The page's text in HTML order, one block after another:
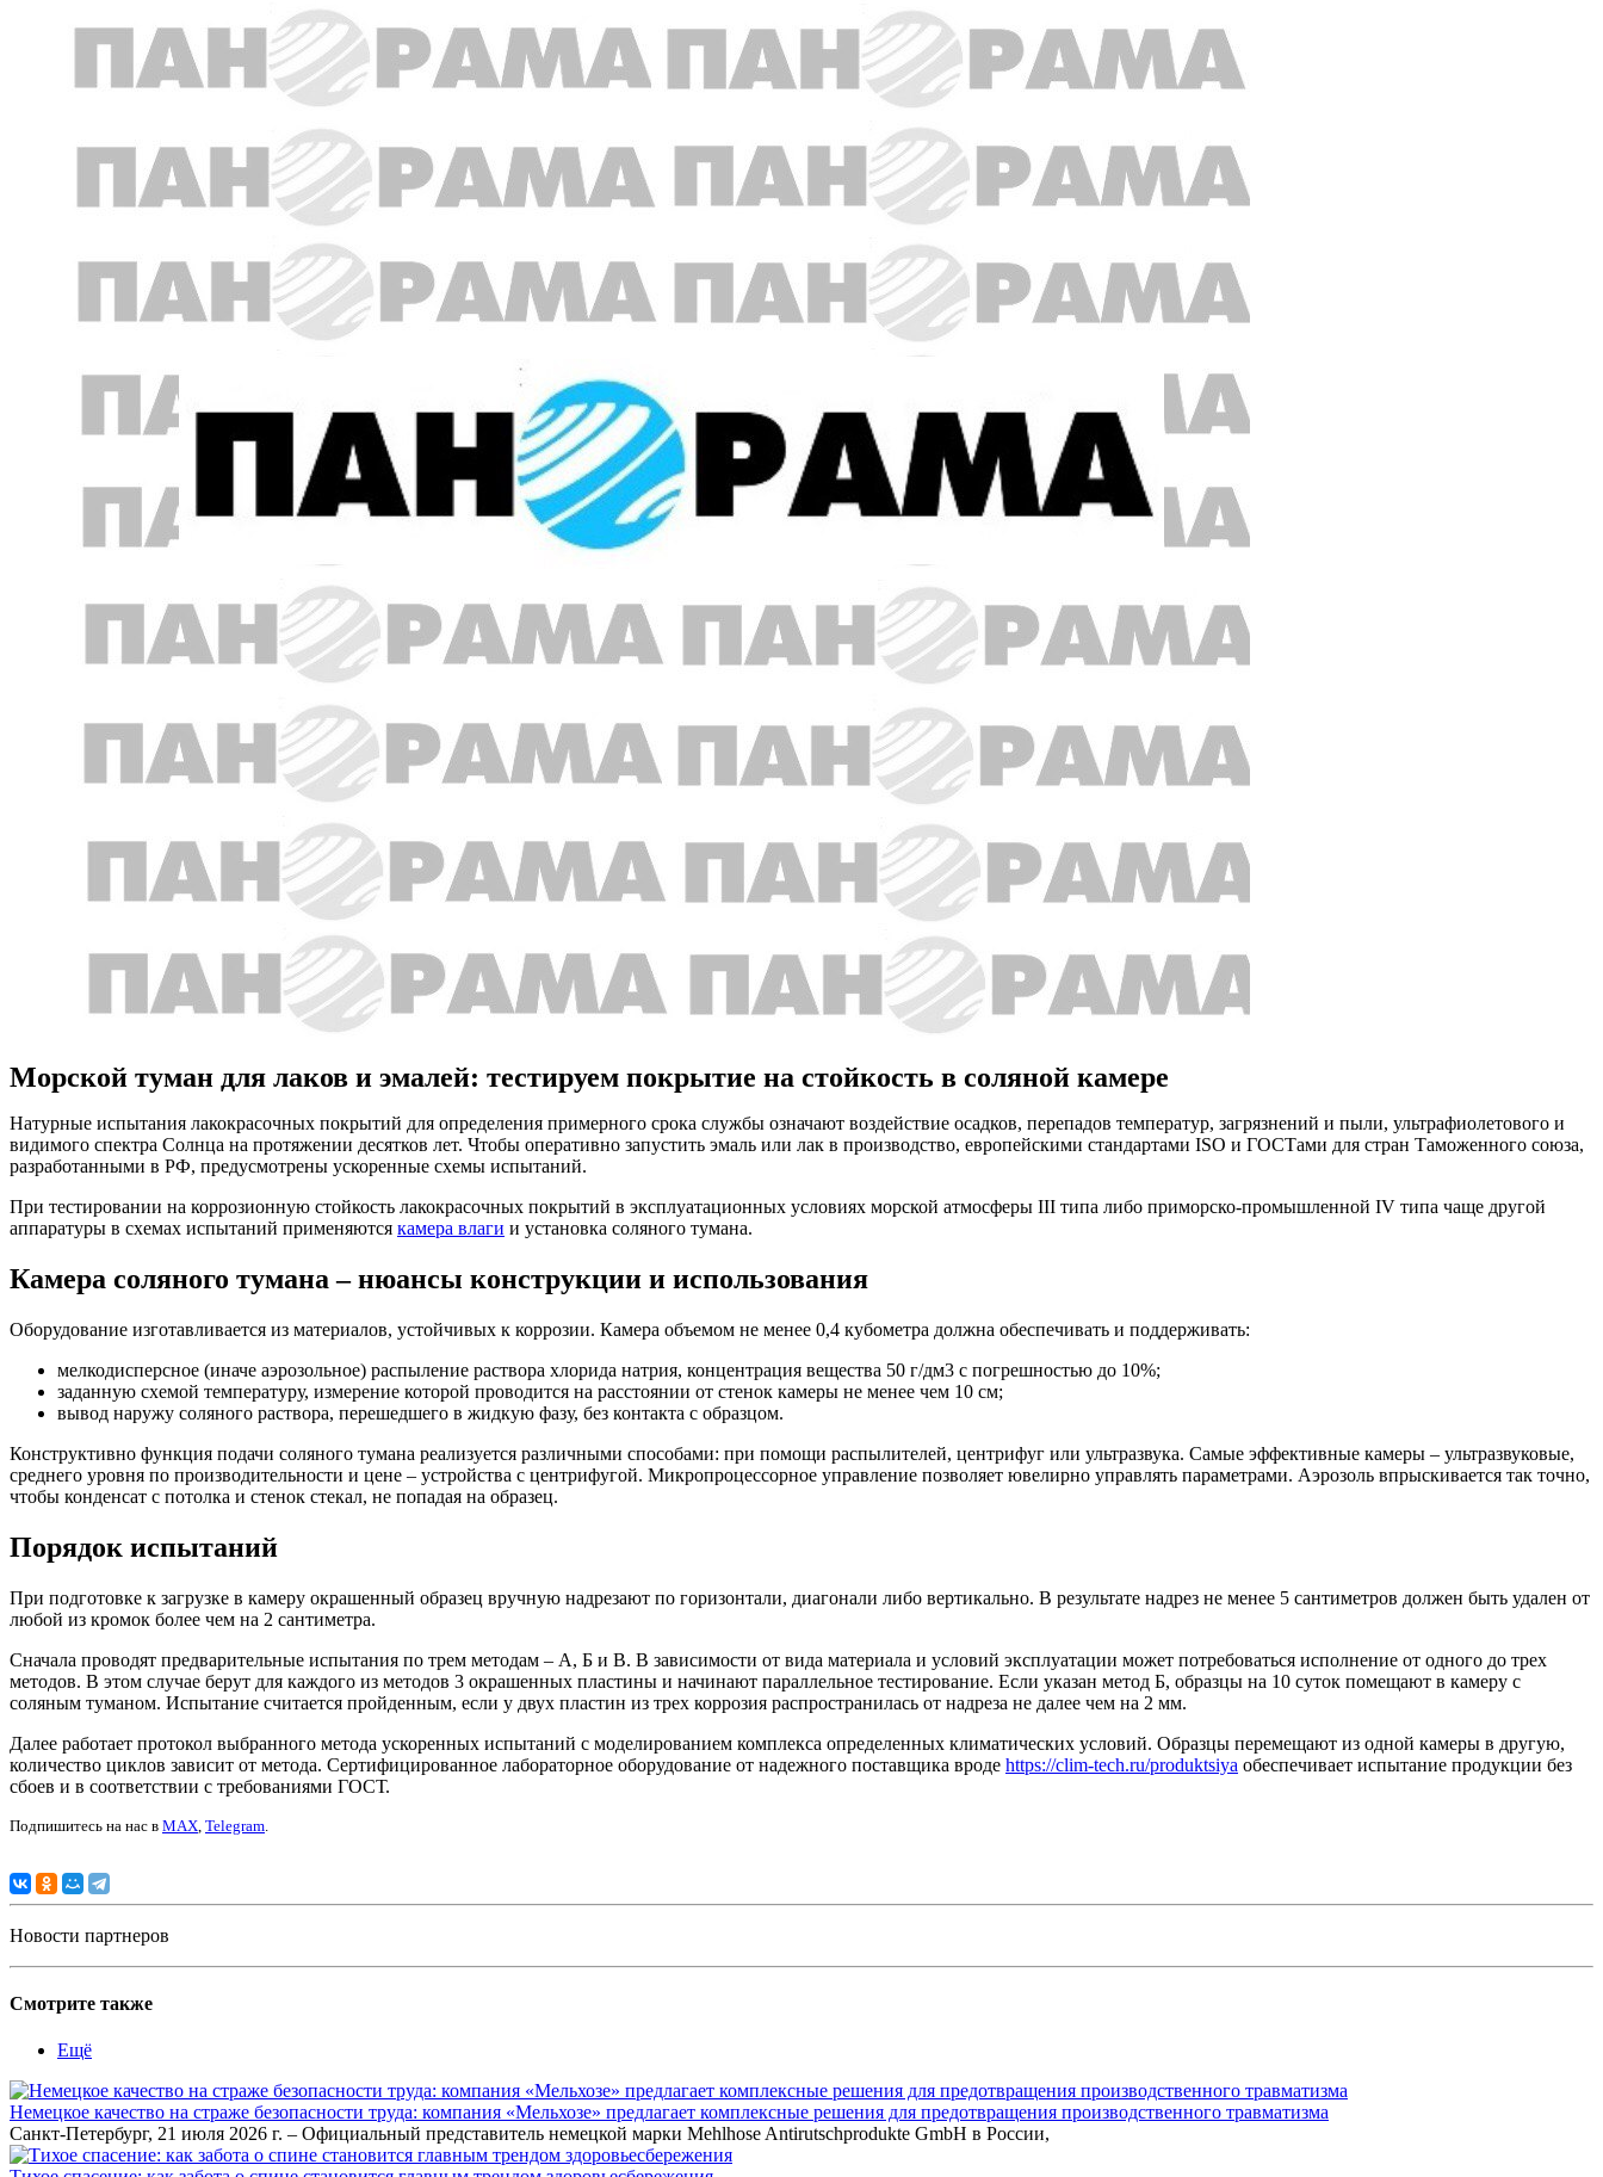
Морской туман для лаков и эмалей: тестируем покрытие на стойкость в соляной камере
Натурные испытания лакокрасочных покрытий для определения примерного срока службы означают воздействие осадков, перепадов температур, загрязнений и пыли, ультрафиолетового и
видимого спектра Солнца на протяжении десятков лет. Чтобы оперативно запустить эмаль или лак в производство, европейскими стандартами ISO и ГОСТами для стран Таможенного союза,
разработанными в РФ, предусмотрены ускоренные схемы испытаний.
При тестировании на коррозионную стойкость лакокрасочных покрытий в эксплуатационных условиях морской атмосферы III типа либо приморско-промышленной IV типа чаще другой
аппаратуры в схемах испытаний применяются камера влаги и установка соляного тумана.
Камера соляного тумана – нюансы конструкции и использования
Оборудование изготавливается из материалов, устойчивых к коррозии. Камера объемом не менее 0,4 кубометра должна обеспечивать и поддерживать:
мелкодисперсное (иначе аэрозольное) распыление раствора хлорида натрия, концентрация вещества 50 г/дм3 с погрешностью до 10%;
заданную схемой температуру, измерение которой проводится на расстоянии от стенок камеры не менее чем 10 см;
вывод наружу соляного раствора, перешедшего в жидкую фазу, без контакта с образцом.
Конструктивно функция подачи соляного тумана реализуется различными способами: при помощи распылителей, центрифуг или ультразвука. Самые эффективные камеры – ультразвуковые,
среднего уровня по производительности и цене – устройства с центрифугой. Микропроцессорное управление позволяет ювелирно управлять параметрами. Аэрозоль впрыскивается так точно,
чтобы конденсат с потолка и стенок стекал, не попадая на образец.
Порядок испытаний
При подготовке к загрузке в камеру окрашенный образец вручную надрезают по горизонтали, диагонали либо вертикально. В результате надрез не менее 5 сантиметров должен быть удален от
любой из кромок более чем на 2 сантиметра.
Сначала проводят предварительные испытания по трем методам – А, Б и В. В зависимости от вида материала и условий эксплуатации может потребоваться исполнение от одного до трех
методов. В этом случае берут для каждого из методов 3 окрашенных пластины и начинают параллельное тестирование. Если указан метод Б, образцы на 10 суток помещают в камеру с
соляным туманом. Испытание считается пройденным, если у двух пластин из трех коррозия распространилась от надреза не далее чем на 2 мм.
Далее работает протокол выбранного метода ускоренных испытаний с моделированием комплекса определенных климатических условий. Образцы перемещают из одной камеры в другую,
количество циклов зависит от метода. Сертифицированное лабораторное оборудование от надежного поставщика вроде https://clim-tech.ru/produktsiya обеспечивает испытание продукции без
сбоев и в соответствии с требованиями ГОСТ.
Подпишитесь на нас в MAX Telegram
Новости партнеров
Смотрите также
Ещё
Немецкое качество на страже безопасности труда: компания «Мельхозе» предлагает комплексные решения для предотвращения производственного травматизма
Санкт-Петербург, 21 июля 2026 г. – Официальный представитель немецкой марки Mehlhose Antirutschprodukte GmbH в России,